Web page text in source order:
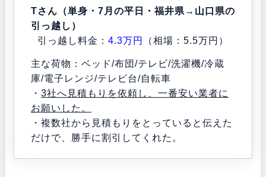
Tさん（単身・7月の平日・福井県→山口県の
引っ越し）
引っ越し料金： 4.3万円 （相場：5.5万円）
主な荷物：ベッド/布団/テレビ/洗濯機/冷蔵
庫/電子レンジ/テレビ台/自転車
・ 3社へ見積もりを依頼し、一番安い業者に
お願いした。
・複数社から見積もりをとっていると伝えた
だけで、勝手に割引してくれた。